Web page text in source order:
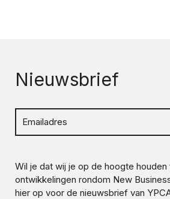
Nieuwsbrief
Wil je dat wij je op de hoogte houden
ontwikkelingen rondom New
hier op voor de nieuwsbrief van